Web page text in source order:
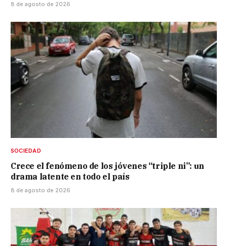
8 de agosto de 2026
SOCIEDAD
Crece el fenómeno de los jóvenes “triple ni”: un
drama latente en todo el país
8 de agosto de 2026